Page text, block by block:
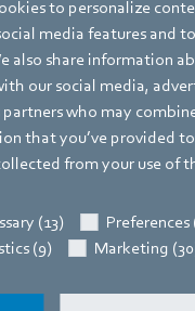
to personalize
media features and
also share information
our social media,
partners who may
that you’ve provided
from your use of
(13)
Preferences
(9)
Marketing
"Stefanie
[PDF] - 51,54KB
"Stefanie
[ZIP] - 1,49MB